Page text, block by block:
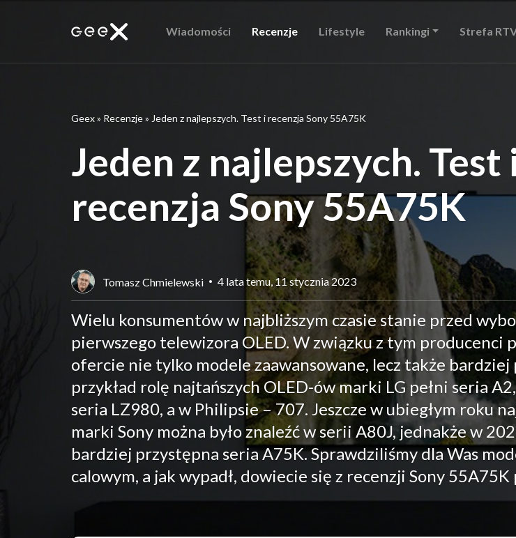
Wiadomości Recenzje Lifestyle Rankingi Strefa
Geex» Recenzje» Jeden z najlepszych. Test i recenzja Sony 55A75K
Jeden z najlepszych. Test
recenzja Sony 55A75K
Tomasz Chmielewski 4 lata temu, 11 stycznia 2023
Wielu konsumentów w najbliższym czasie stanie przed
pierwszego telewizora OLED. W związku z tym producenci
ofercie nie tylko modele zaawansowane, lecz także
przykład rolę najtańszych OLED-ów marki LG pełni seria
seria LZ980, a w Philipsie – 707. Jeszcze w ubiegłym roku
marki Sony można było znaleźć w serii A80J, jednakże w
bardziej przystępna seria A75K. Sprawdziliśmy dla Was
calowym, a jak wypadł, dowiecie się z recenzji Sony 55A75K